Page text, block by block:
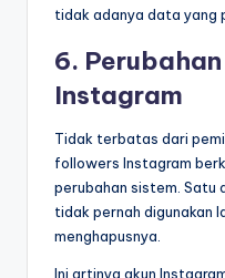
tidak adanya data yang
6.
Instagram
Tidak terbatas dari
followers Instagram
perubahan sistem. Satu
tidak pernah digunakan
menghapusnya.
Ini artinya akun